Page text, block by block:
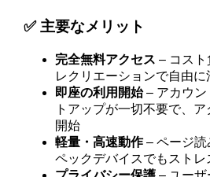
✅ 主要なメリット
完全無料アクセス – コス
レクリエーションで自由に
即座の利用開始– アカウン
トアップが一切不要で、
開始
軽量・高速動作– ページ読
ペックデバイスでもストレ